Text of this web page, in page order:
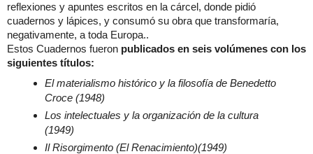
reflexiones y apuntes escritos en la cárcel, donde pidió
cuadernos y lápices, y consumó su obra que transformaría,
negativamente, a toda Europa..
Estos Cuadernos fueron publicados en seis volúmenes con los
siguientes títulos:
El materialismo histórico y la filosofía de Benedetto
Croce (1948)
Los intelectuales y la organización de la cultura
(1949)
Il Risorgimento (El Renacimiento)(1949)